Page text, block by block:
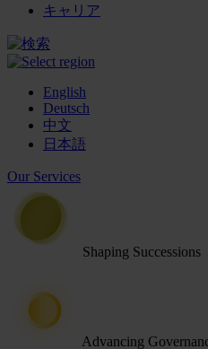
キャリア
English
Deutsch
中文
日本語
Our Services
Shaping Successions
Advancing